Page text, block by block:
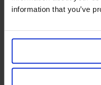
information that you’ve